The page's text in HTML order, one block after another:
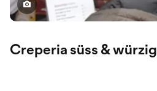
Creperia süss & würzig